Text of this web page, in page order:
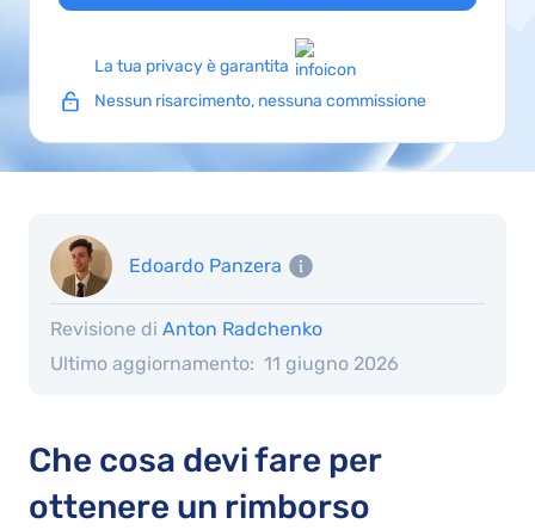
La tua privacy è garantita
Nessun risarcimento, nessuna commissione
Edoardo Panzera
Ultimo aggiornamento: 11 giugno 2026
Revisione di Anton Radchenko
Che cosa devi fare per
ottenere un rimborso